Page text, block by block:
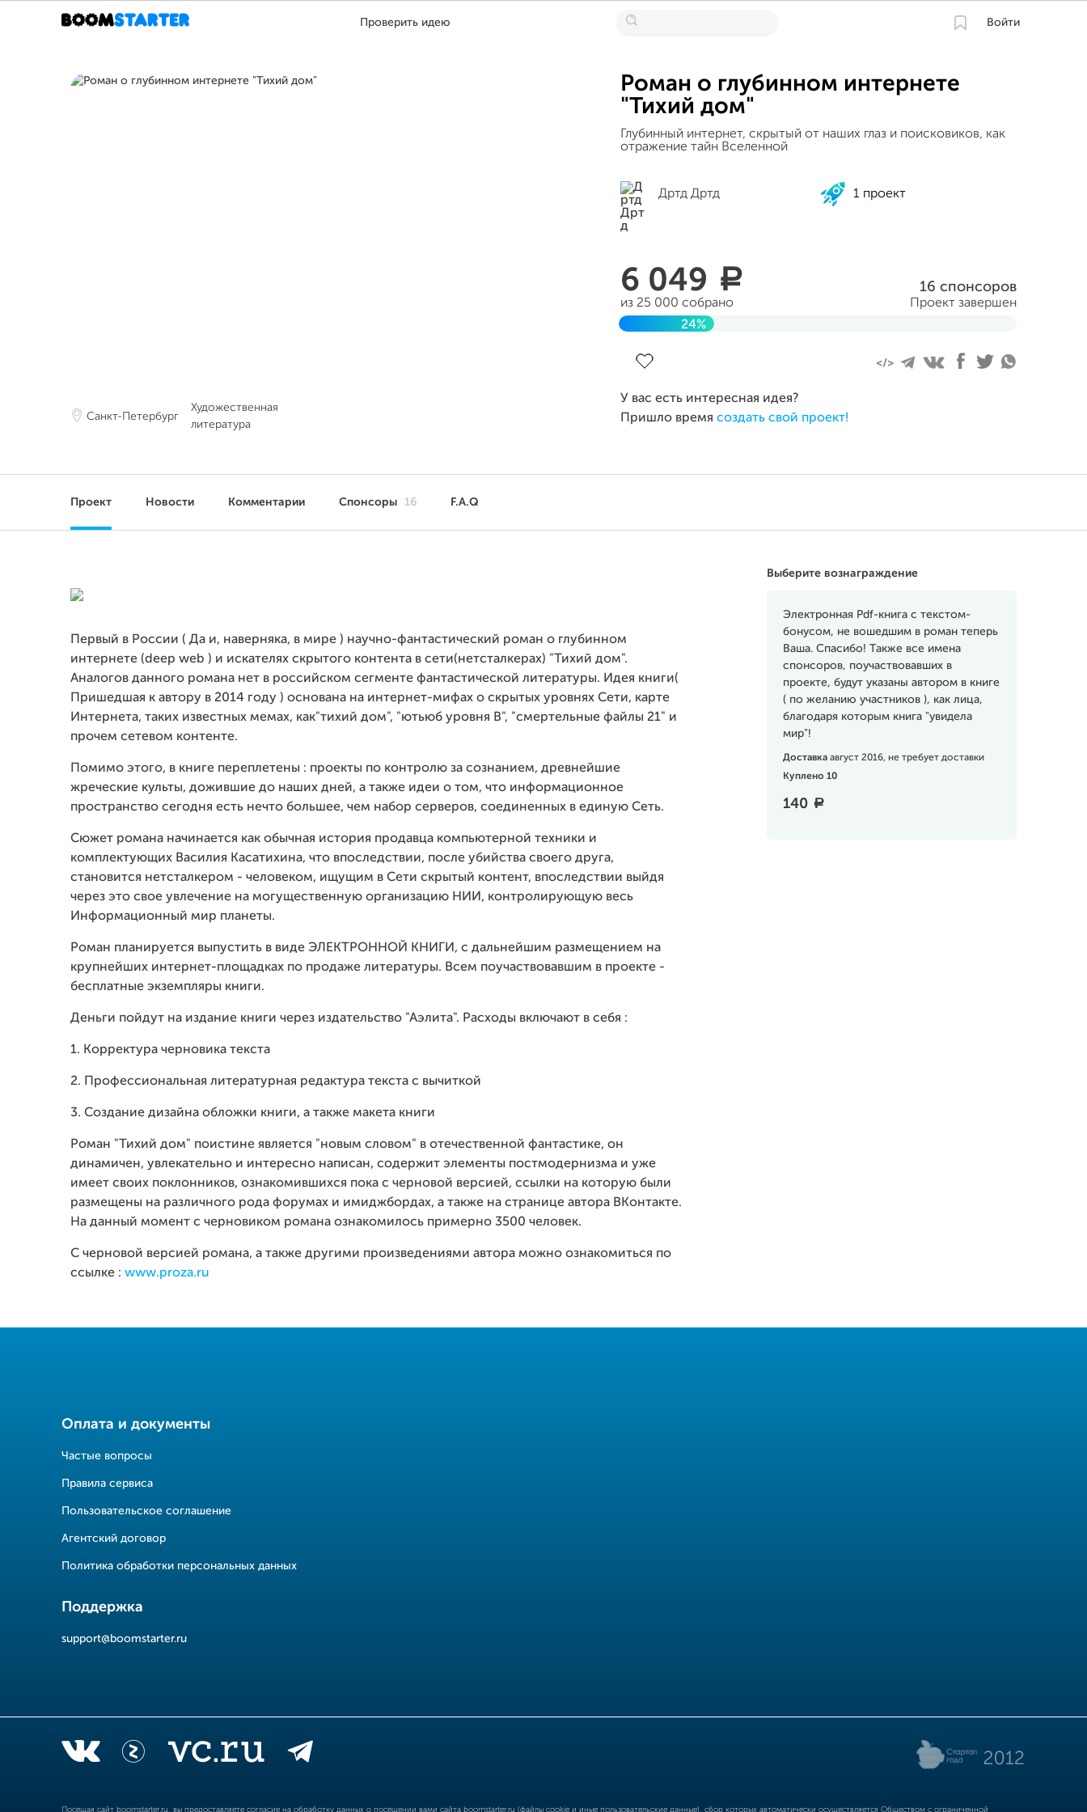
Проверить идею Войти
Санкт-Петербург
Художественная
литература
Роман о глубинном интернете
"Тихий дом"
Глубинный интернет, скрытый от наших глаз и поисковиков, как
отражение тайн Вселенной
Дртд Дртд 1 проект
6 049 a
из 25 000 собрано
16 спонсоров
Проект завершен
24%
У вас есть интересная идея?
Пришло время создать свой проект!
Проект Новости Комментарии Спонсоры 16 F.A.Q
Выберите вознаграждение
Электронная Pdf-книга с текстом-
бонусом, не вошедшим в роман теперь
Ваша. Спасибо! Также все имена
спонсоров, поучаствовавших в
проекте, будут указаны автором в книге
( по желанию участников ), как лица,
благодаря которым книга "увидела
мир"!
Доставка август 2016, не требует доставки
Куплено 10
140 a
Первый в России ( Да и, наверняка, в мире ) научно-фантастический роман о глубинном
интернете (deep web ) и искателях скрытого контента в сети(нетсталкерах) "Тихий дом".
Аналогов данного романа нет в российском сегменте фантастической литературы. Идея книги(
Пришедшая к автору в 2014 году ) основана на интернет-мифах о скрытых уровнях Сети, карте
Интернета, таких известных мемах, как"тихий дом", "ютьюб уровня В", "смертельные файлы 21" и
прочем сетевом контенте.
Помимо этого, в книге переплетены : проекты по контролю за сознанием, древнейшие
жреческие культы, дожившие до наших дней, а также идеи о том, что информационное
пространство сегодня есть нечто большее, чем набор серверов, соединенных в единую Сеть.
Сюжет романа начинается как обычная история продавца компьютерной техники и
комплектующих Василия Касатихина, что впоследствии, после убийства своего друга,
становится нетсталкером - человеком, ищущим в Сети скрытый контент, впоследствии выйдя
через это свое увлечение на могущественную организацию НИИ, контролирующую весь
Информационный мир планеты.
Роман планируется выпустить в виде ЭЛЕКТРОННОЙ КНИГИ, с дальнейшим размещением на
крупнейших интернет-площадках по продаже литературы. Всем поучаствовавшим в проекте -
бесплатные экземпляры книги.
Деньги пойдут на издание книги через издательство "Аэлита". Расходы включают в себя :
1. Корректура черновика текста
2. Профессиональная литературная редактура текста с вычиткой
3. Создание дизайна обложки книги, а также макета книги
Роман "Тихий дом" поистине является "новым словом" в отечественной фантастике, он
динамичен, увлекательно и интересно написан, содержит элементы постмодернизма и уже
имеет своих поклонников, ознакомившихся пока с черновой версией, ссылки на которую были
размещены на различного рода форумах и имиджбордах, а также на странице автора ВКонтакте.
На данный момент с черновиком романа ознакомилось примерно 3500 человек.
С черновой версией романа, а также другими произведениями автора можно ознакомиться по
ссылке : www.proza.ru
Оплата и документы
Частые вопросы
Правила сервиса
Пользовательское соглашение
Агентский договор
Политика обработки персональных данных
Поддержка
support@boomstarter.ru
Посещая сайт boomstarter.ru , вы предоставляете согласие на обработку данных о посещении вами сайта boomstarter.ru (файлы cookie и иные пользовательские данные), сбор которых автоматически осуществляется Обществом с ограниченной